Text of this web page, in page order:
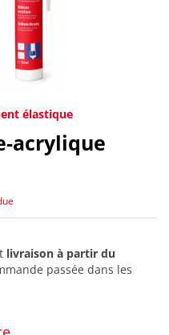
élastique
acrylique
livraison à partir du
passée dans les